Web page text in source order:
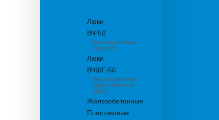
Люки
ВЧ-50
Высокопрочный
чугун 50
Люки
ВЧШГ-50
Высокопрочный
сверхтяжелый
чугун
Железобетонные
Пластиковые